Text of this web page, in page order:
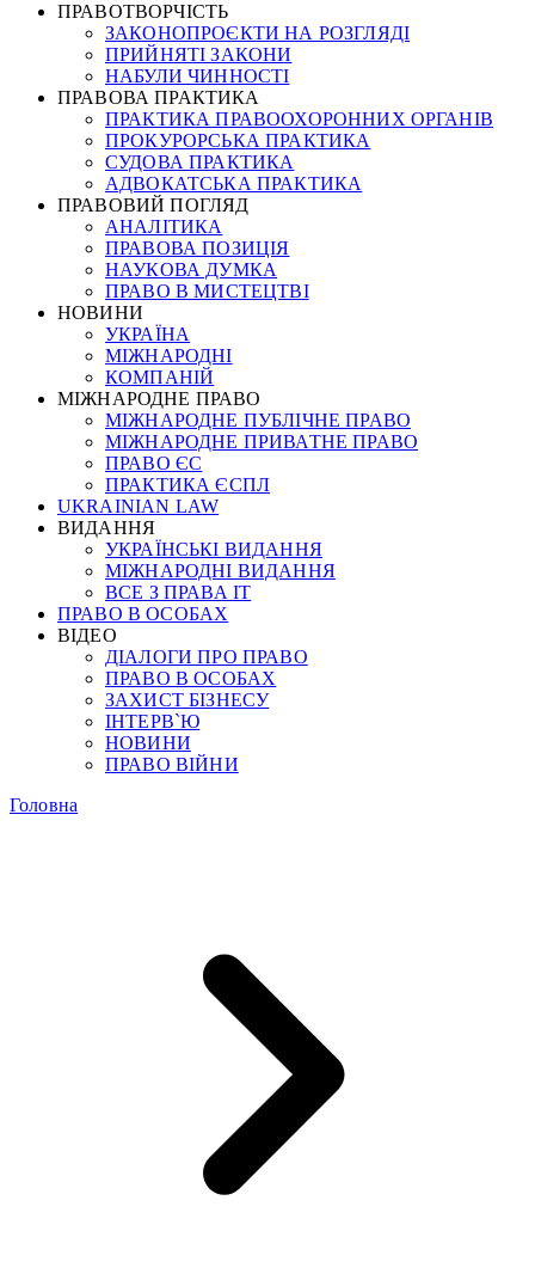
ПРАВОТВОРЧІСТЬ
ЗАКОНОПРОЄКТИ НА РОЗГЛЯДІ
ПРИЙНЯТІ ЗАКОНИ
НАБУЛИ ЧИННОСТІ
ПРАВОВА ПРАКТИКА
ПРАКТИКА ПРАВООХОРОННИХ ОРГАНІВ
ПРОКУРОРСЬКА ПРАКТИКА
СУДОВА ПРАКТИКА
АДВОКАТСЬКА ПРАКТИКА
ПРАВОВИЙ ПОГЛЯД
АНАЛІТИКА
ПРАВОВА ПОЗИЦІЯ
НАУКОВА ДУМКА
ПРАВО В МИСТЕЦТВІ
НОВИНИ
УКРАЇНА
МІЖНАРОДНІ
КОМПАНІЙ
МІЖНАРОДНЕ ПРАВО
МІЖНАРОДНЕ ПУБЛІЧНЕ ПРАВО
МІЖНАРОДНЕ ПРИВАТНЕ ПРАВО
ПРАВО ЄС
ПРАКТИКА ЄСПЛ
UKRAINIAN LAW
ВИДАННЯ
УКРАЇНСЬКІ ВИДАННЯ
МІЖНАРОДНІ ВИДАННЯ
ВСЕ З ПРАВА ІТ
ПРАВО В ОСОБАХ
ВІДЕО
ДІАЛОГИ ПРО ПРАВО
ПРАВО В ОСОБАХ
ЗАХИСТ БІЗНЕСУ
ІНТЕРВ`Ю
НОВИНИ
ПРАВО ВІЙНИ
Головна